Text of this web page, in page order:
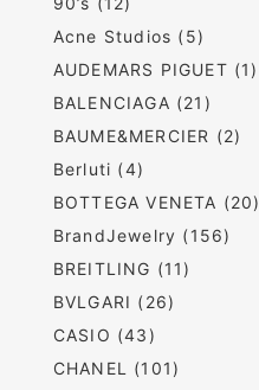
Acne Studios (5)
AUDEMARS PIGUET (1)
BALENCIAGA (21)
BAUME&MERCIER (2)
Berluti (4)
BOTTEGA VENETA (20)
BrandJewelry (156)
BREITLING (11)
BVLGARI (26)
CASIO (43)
CHANEL (101)